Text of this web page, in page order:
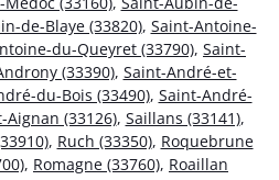
de-Blaye (33820), Saint-Antoine-
du-Queyret (33790), Saint-
(33390), Saint-André-et-
du-Bois (33490), Saint-André-
Aignan (33126), Saillans (33141),
, Ruch (33350), Roquebrune
, Romagne (33760), Roaillan